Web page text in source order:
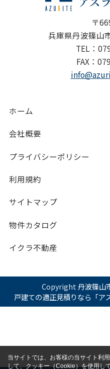
〒
兵庫県丹波篠山
TEL：
FAX：
ホーム
会社概要
プライバシーポリシー
利用規約
サイトマップ
物件カタログ
イクラ不動産
Copyright丹波篠山
戸建ての適正見積りなら「ア
当サイトでは、お客様の当サイト利
して、クッキー（Cookie）を使用し